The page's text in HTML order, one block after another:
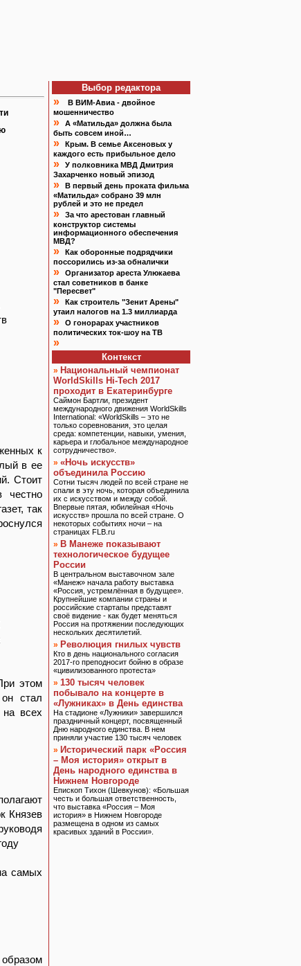
к
в ее
Стоит
честно
так
этом
стал
всех
Князев
самых
Выбор редактора
»
В ВИМ-Авиа - двойное
мошенничество
»
А «Матильда» должна была
быть совсем иной…
»
Крым. В семье Аксеновых у
каждого есть прибыльное дело
»
У полковника МВД Дмитрия
Захарченко новый эпизод
»
В первый день проката фильма
«Матильда» собрано 39 млн
рублей и это не предел
»
За что арестован главный
конструктор системы
информационного обеспечения
МВД?
»
Как оборонные подрядчики
поссорились из-за обналички
»
Организатор ареста Улюкаева
стал советников в банке
"Пересвет"
»
Как строитель "Зенит Арены"
утаил налогов на 1.3 миллиарда
»
О гонорарах участников
политических ток-шоу на ТВ
»
Контекст
» Национальный чемпионат
WorldSkills Hi-Tech 2017
проходит в Екатеринбурге
Саймон Бартли, президент
международного движения WorldSkills
International: «WorldSkills – это не
только соревнования, это целая
среда: компетенции, навыки, умения,
карьера и глобальное международное
сотрудничество».
» «Ночь искусств»
объединила Россию
Сотни тысяч людей по всей стране не
спали в эту ночь, которая объединила
их с искусством и между собой.
Впервые пятая, юбилейная «Ночь
искусств» прошла по всей стране. О
некоторых событиях ночи – на
страницах FLB.ru
» В Манеже показывают
технологическое будущее
России
В центральном выставочном зале
«Манеж» начала работу выставка
«Россия, устремлённая в будущее».
Крупнейшие компании страны и
российские стартапы представят
своё видение - как будет меняться
Россия на протяжении последующих
нескольких десятилетий.
» Революция гнилых чувств
Кто в день национального согласия
2017-го преподносит бойню в образе
«цивилизованного протеста»
» 130 тысяч человек
побывало на концерте в
«Лужниках» в День единства
На стадионе «Лужники» завершился
праздничный концерт, посвященный
Дню народного единства. В нем
приняли участие 130 тысяч человек
» Исторический парк «Россия
– Моя история» открыт в
День народного единства в
Нижнем Новгороде
Епископ Тихон (Шевкунов): «Большая
честь и большая ответственность,
что выставка «Россия – Моя
история» в Нижнем Новгороде
размещена в одном из самых
красивых зданий в России».